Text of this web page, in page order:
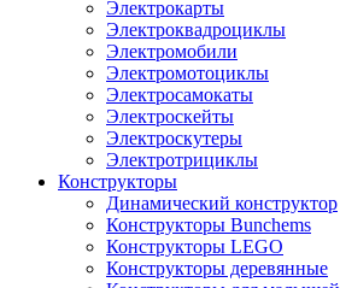
Электрокарты
Электроквадроциклы
Электромобили
Электромотоциклы
Электросамокаты
Электроскейты
Электроскутеры
Электротрициклы
Конструкторы
Динамический конструктор
Конструкторы Bunchems
Конструкторы LEGO
Конструкторы деревянные